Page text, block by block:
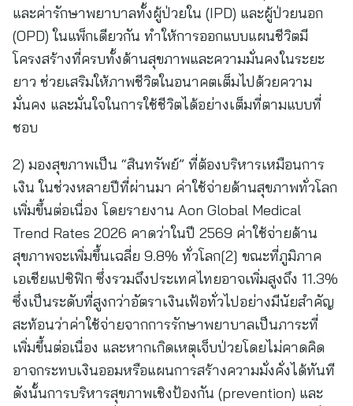
และค่ารักษาพยาบาลทั้งผู้ป่วยใน (IPD) และผู้ป่วยนอก
(OPD) ในแพ็กเดียวกัน ทำให้การออกแบบแผนชีวิตมี
โครงสร้างที่ครบทั้งด้านสุขภาพและความมั่นคงในระยะ
ยาว ช่วยเสริมให้ภาพชีวิตในอนาคตเต็มไปด้วยความ
มั่นคง และมั่นใจในการใช้ชีวิตได้อย่างเต็มที่ตามแบบที่
ชอบ
2) มองสุขภาพเป็น “สินทรัพย์” ที่ต้องบริหารเหมือนการ
เงิน ในช่วงหลายปีที่ผ่านมา ค่าใช้จ่ายด้านสุขภาพทั่วโลก
เพิ่มขึ้นต่อเนื่อง โดยรายงาน Aon Global Medical
Trend Rates 2026 คาดว่าในปี 2569 ค่าใช้จ่ายด้าน
สุขภาพจะเพิ่มขึ้นเฉลี่ย 9.8% ทั่วโลก[2] ขณะที่ภูมิภาค
เอเชียแปซิฟิก ซึ่งรวมถึงประเทศไทยอาจเพิ่มสูงถึง 11.3%
ซึ่งเป็นระดับที่สูงกว่าอัตราเงินเฟ้อทั่วไปอย่างมีนัยสำคัญ
สะท้อนว่าค่าใช้จ่ายจากการรักษาพยาบาลเป็นภาระที่
เพิ่มขึ้นต่อเนื่อง และหากเกิดเหตุเจ็บป่วยโดยไม่คาดคิด
อาจกระทบเงินออมหรือแผนการสร้างความมั่งคั่งได้ทันที
ดังนั้นการบริหารสุขภาพเชิงป้องกัน (prevention) และ